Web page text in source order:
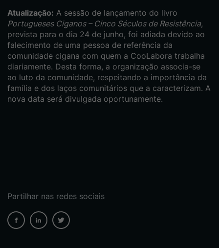
Atualização: A sessão de lançamento do livro
Portugueses Ciganos – Cinco Séculos de Resistência,
prevista para o dia 24 de junho, foi adiada devido ao
falecimento de uma pessoa de referência da
comunidade cigana com quem a CooLabora trabalha
diariamente. Desta forma, a organização associa-se
ao luto da comunidade, respeitando a importância da
família e dos laços comunitários que a caracterizam. A
nova data será divulgada oportunamente.
Partilhar nas redes sociais